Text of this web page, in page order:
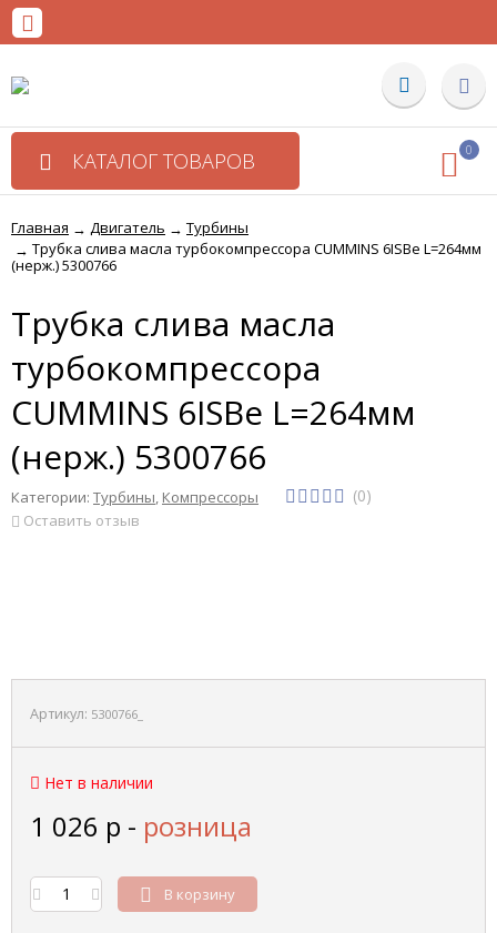
КАТАЛОГ ТОВАРОВ 0
Главная → Двигатель → Турбины
→ Трубка слива масла турбокомпрессора CUMMINS 6ISBe L=264мм
(нерж.) 5300766
Трубка слива масла
турбокомпрессора
CUMMINS 6ISBe L=264мм
(нерж.) 5300766
Категории: Турбины Компрессоры (0)
Оставить отзыв
Артикул: 5300766_
Нет в наличии
1 026 р - розница
В корзину